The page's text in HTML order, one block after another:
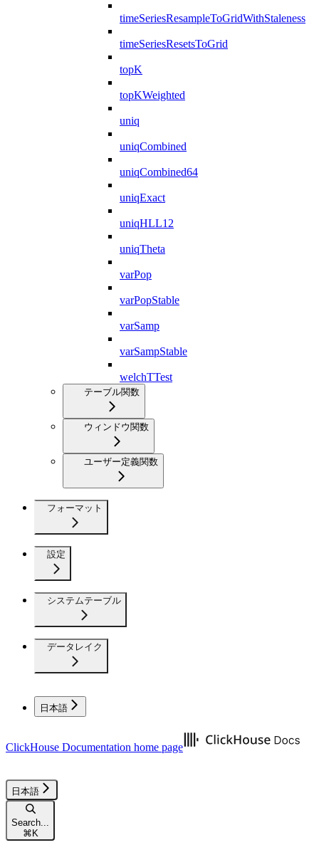
timeSeriesResampleToGridWithStaleness
timeSeriesResetsToGrid
topK
topKWeighted
uniq
uniqCombined
uniqCombined64
uniqExact
uniqHLL12
uniqTheta
varPop
varPopStable
varSamp
varSampStable
welchTTest
テーブル関数
ウィンドウ関数
ユーザー定義関数
フォーマット
設定
システムテーブル
データレイク
日本語
ClickHouse Documentation home page
日本語
Search...
⌘K